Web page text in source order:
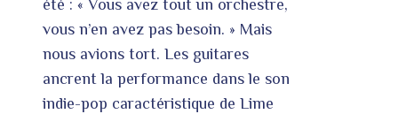
été : « Vous avez tout un orchestre,
vous n’en avez pas besoin. » Mais
nous avions tort. Les guitares
ancrent la performance dans le son
indie-pop caractéristique de Lime